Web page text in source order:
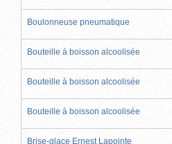
Boulonneuse pneumatique
Bouteille à boisson alcoolisée
Bouteille à boisson alcoolisée
Bouteille à boisson alcoolisée
Brise-glace Ernest Lapointe